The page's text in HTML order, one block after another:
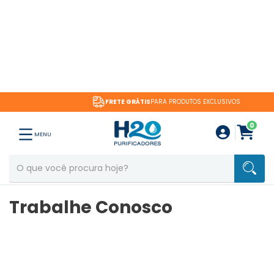
FRETE GRÁTISPARA PRODUTOS EXCLUSIVOS
MENU
0
Trabalhe Conosco